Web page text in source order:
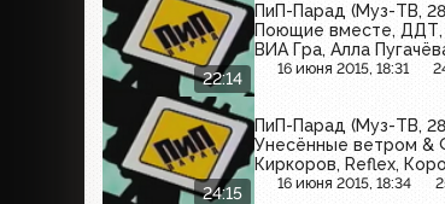
22:14
ПиП-Парад (Муз-ТВ,
Поющие вместе, ДДТ,
ВИА Гра, Алла
Моисеев
16 июня 2015, 18:31
24:15
ПиП-Парад (Муз-ТВ,
Унесённые ветром &
Киркоров, Reflex,
16 июня 2015, 18:34